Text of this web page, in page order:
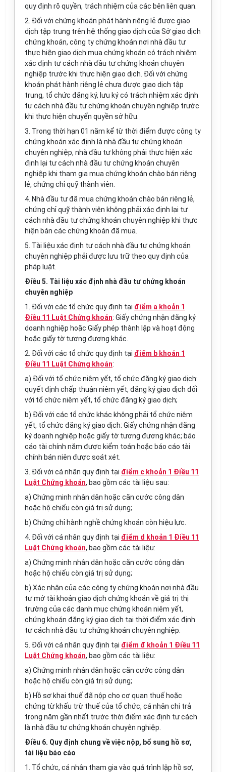
quy định rõ quyền, trách nhiệm của các bên liên quan.
2. Đối với chứng khoán phát hành riêng lẻ được giao
dịch tập trung trên hệ thống giao dịch của Sở giao dịch
chứng khoán, công ty chứng khoán nơi nhà đầu tư
thực hiện giao dịch mua chứng khoán có trách nhiệm
xác định tư cách nhà đầu tư chứng khoán chuyên
nghiệp trước khi thực hiện giao dịch. Đối với chứng
khoán phát hành riêng lẻ chưa được giao dịch tập
trung, tổ chức đăng ký, lưu ký có trách nhiệm xác định
tư cách nhà đầu tư chứng khoán chuyên nghiệp trước
khi thực hiện chuyển quyền sở hữu.
3. Trong thời hạn 01 năm kể từ thời điểm được công ty
chứng khoán xác định là nhà đầu tư chứng khoán
chuyên nghiệp, nhà đầu tư không phải thực hiện xác
định lại tư cách nhà đầu tư chứng khoán chuyên
nghiệp khi tham gia mua chứng khoán chào bán riêng
lẻ, chứng chỉ quỹ thành viên.
4. Nhà đầu tư đã mua chứng khoán chào bán riêng lẻ,
chứng chỉ quỹ thành viên không phải xác định lại tư
cách nhà đầu tư chứng khoán chuyên nghiệp khi thực
hiện bán các chứng khoán đã mua.
5. Tài liệu xác định tư cách nhà đầu tư chứng khoán
chuyên nghiệp phải được lưu trữ theo quy định của
pháp luật.
Điều 5. Tài liệu xác định nhà đầu tư chứng khoán
chuyên nghiệp
1. Đối với các tổ chức quy định tại điểm a khoản 1
Điều 11 Luật Chứng khoán: Giấy chứng nhận đăng ký
doanh nghiệp hoặc Giấy phép thành lập và hoạt động
hoặc giấy tờ tương đương khác.
2. Đối với các tổ chức quy định tại điểm b khoản 1
Điều 11 Luật Chứng khoán:
a) Đối với tổ chức niêm yết, tổ chức đăng ký giao dịch:
quyết định chấp thuận niêm yết, đăng ký giao dịch đối
với tổ chức niêm yết, tổ chức đăng ký giao dịch;
b) Đối với các tổ chức khác không phải tổ chức niêm
yết, tổ chức đăng ký giao dịch: Giấy chứng nhận đăng
ký doanh nghiệp hoặc giấy tờ tương đương khác; báo
cáo tài chính năm được kiểm toán hoặc báo cáo tài
chính bán niên được soát xét.
3. Đối với cá nhân quy định tại điểm c khoản 1 Điều 11
Luật Chứng khoán, bao gồm các tài liệu sau:
a) Chứng minh nhân dân hoặc căn cước công dân
hoặc hộ chiếu còn giá trị sử dụng;
b) Chứng chỉ hành nghề chứng khoán còn hiệu lực.
4. Đối với cá nhân quy định tại điểm d khoản 1 Điều 11
Luật Chứng khoán, bao gồm các tài liệu:
a) Chứng minh nhân dân hoặc căn cước công dân
hoặc hộ chiếu còn giá trị sử dụng;
b) Xác nhận của các công ty chứng khoán nơi nhà đầu
tư mở tài khoản giao dịch chứng khoán về giá trị thị
trường của các danh mục chứng khoán niêm yết,
chứng khoán đăng ký giao dịch tại thời điểm xác định
tư cách nhà đầu tư chứng khoán chuyên nghiệp.
5. Đối với cá nhân quy định tại điểm đ khoản 1 Điều 11
Luật Chứng khoán, bao gồm các tài liệu:
a) Chứng minh nhân dân hoặc căn cước công dân
hoặc hộ chiếu còn giá trị sử dụng;
b) Hồ sơ khai thuế đã nộp cho cơ quan thuế hoặc
chứng từ khấu trừ thuế của tổ chức, cá nhân chi trả
trong năm gần nhất trước thời điểm xác định tư cách
là nhà đầu tư chứng khoán chuyên nghiệp.
Điều 6. Quy định chung về việc nộp, bổ sung hồ sơ,
tài liệu báo cáo
1. Tổ chức, cá nhân tham gia vào quá trình lập hồ sơ,